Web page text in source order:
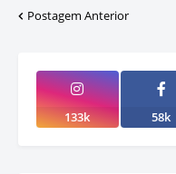
Postagem Anterior
133k 58k